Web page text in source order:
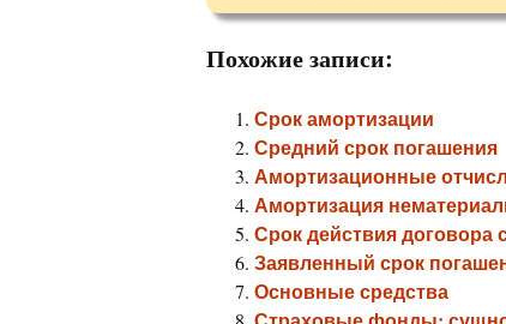
Похожие записи:
Срок амортизации
Средний срок погашения
Амортизационные
Амортизация
Срок действия договора
Заявленный срок
Основные средства